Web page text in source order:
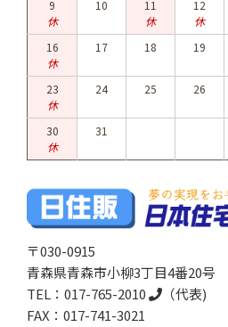
〒030-0915
青森県青森市小柳3丁目4番20号
TEL： 017-765-2010
（代表)
FAX：017-741-3021
9
休
10
11
休
12
休
16
休
17 18 19
23
休
24 25 26
30
休
31